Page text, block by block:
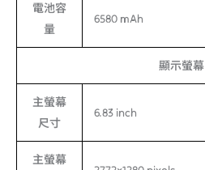
電池容
量
6580 mAh
顯示螢幕
主螢幕
尺寸
6.83 inch
主螢幕